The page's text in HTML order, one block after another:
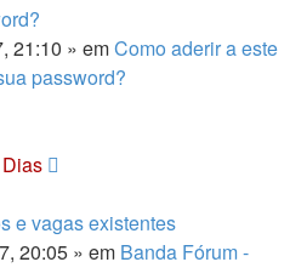
21:10 » emComo aderir a este
password?
e vagas existentes
20:05 » em Banda Fórum -